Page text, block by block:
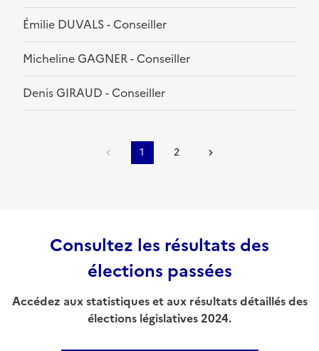
Émilie DUVALS - Conseiller
Micheline GAGNER - Conseiller
Denis GIRAUD - Conseiller
1 2
Consultez les résultats des
élections passées
Accédez aux statistiques et aux résultats détaillés des
élections législatives 2024.